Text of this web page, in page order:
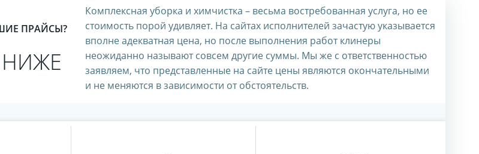
ПРАЙСЫ?
Комплексная уборка и химчистка – весьма востребованная услуга, но ее
стоимость порой удивляет. На сайтах исполнителей зачастую указывается
вполне адекватная цена, но после выполнения работ клинеры
неожиданно называют совсем другие суммы. Мы же с ответственностью
заявляем, что представленные на сайте цены являются окончательными
и не меняются в зависимости от обстоятельств.